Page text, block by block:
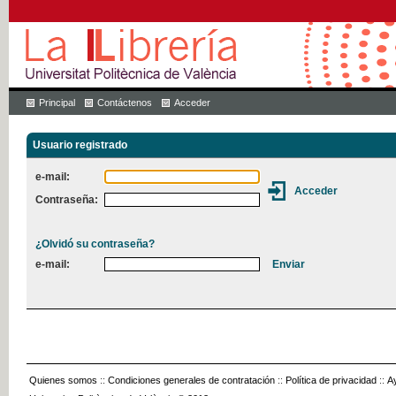
Principal Contáctenos Acceder
Usuario registrado
e-mail:
Contraseña:
¿Olvidó su contraseña?
e-mail:
Quienes somos :: Condiciones generales de contratación :: Política de privacidad ::